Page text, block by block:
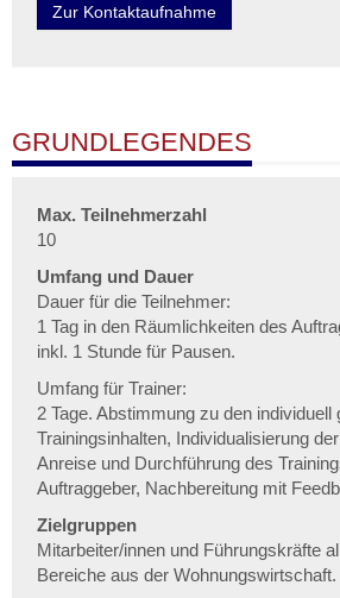
Zur Kontaktaufnahme
GRUNDLEGENDES
Max. Teilnehmerzahl
10
Umfang und Dauer
Dauer für die Teilnehmer:
1 Tag in den Räumlichkeiten des
inkl. 1 Stunde für Pausen.
Umfang für Trainer:
2 Tage. Abstimmung zu den individuell
Trainingsinhalten, Individualisierung
Anreise und Durchführung des
Auftraggeber, Nachbereitung mit
Zielgruppen
Mitarbeiter/innen und Führungskräfte
Bereiche aus der Wohnungswirtschaft.